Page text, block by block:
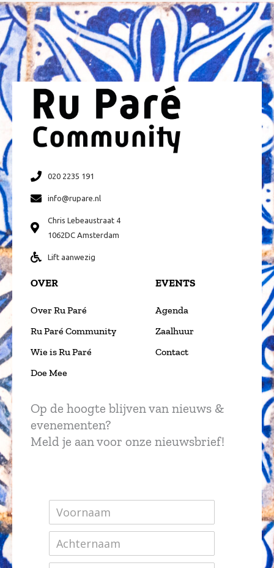
020 2235 191
info@rupare.nl
Chris Lebeaustraat 4
1062DC Amsterdam
Lift aanwezig
OVER
Over Ru Paré
Ru Paré Community
Wie is Ru Paré
Doe Mee
EVENTS
Agenda
Zaalhuur
Contact
Op de hoogte blijven van nieuws &
evenementen?
Meld je aan voor onze nieuwsbrief!